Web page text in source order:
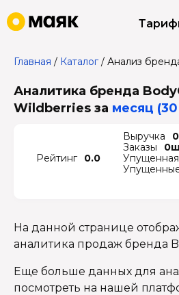
Главная / Каталог/ Анализ
Аналитика бренда
Wildberries за месяц (30
Рейтинг 0.0
Выручка
Заказы
На данной странице
аналитика продаж бренда
Еще больше данных для
посмотреть на нашей